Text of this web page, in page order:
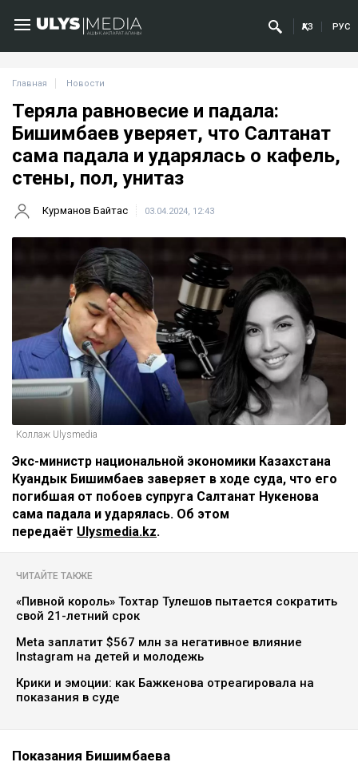
ҚАЗ РУС
Главная Новости
Теряла равновесие и падала:
Бишимбаев уверяет, что Салтанат
сама падала и ударялась о кафель,
стены, пол, унитаз
Курманов Байтас 03.04.2024, 12:43
Коллаж Ulysmedia
Экс-министр национальной экономики Казахстана
Куандык Бишимбаев заверяет в ходе суда, что его
погибшая от побоев супруга Салтанат Нукенова
сама падала и ударялась. Об этом
передаёт Ulysmedia.kz.
ЧИТАЙТЕ ТАКЖЕ
«Пивной король» Тохтар Тулешов пытается сократить
свой 21-летний срок
Meta заплатит $567 млн за негативное влияние
Instagram на детей и молодежь
Крики и эмоции: как Бажкенова отреагировала на
показания в суде
Показания Бишимбаева